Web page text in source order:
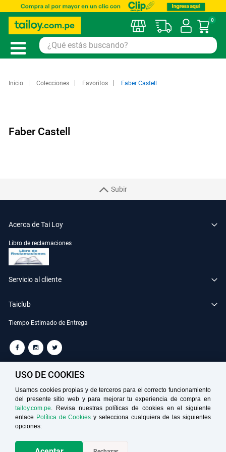
Mi
0
Inicio Colecciones Favoritos Faber Castell
Faber Castell
Subir
Acerca de Tai Loy
Libro de reclamaciones
Servicio al cliente
Taiclub
Tiempo Estimado de Entrega
TAILOY S.A. RUC: 20100049181
Medios de Pago
USO DE COOKIES
Usamos cookies propias y de terceros para el correcto funcionamiento
del presente sitio web y para mejorar tu experiencia de compra en
tailoy.com.pe. Revisa nuestras políticas de cookies en el siguiente
enlace Política de Cookies y selecciona cualquiera de las siguientes
opciones: